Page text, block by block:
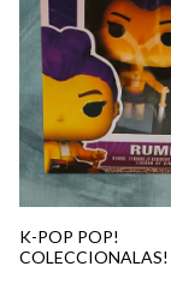
K-POP POP!
COLECCIONALAS!